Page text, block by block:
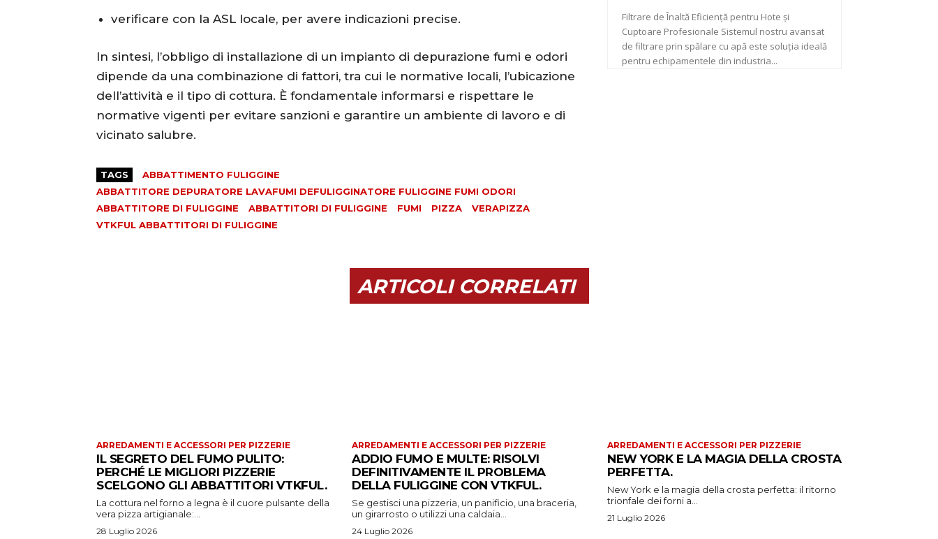
verificare con la ASL locale, per avere indicazioni precise.
In sintesi, l’obbligo di installazione di un impianto di depurazione fumi e odori
dipende da una combinazione di fattori, tra cui le normative locali, l’ubicazione
dell’attività e il tipo di cottura. È fondamentale informarsi e rispettare le
normative vigenti per evitare sanzioni e garantire un ambiente di lavoro e di
vicinato salubre.
TAGS
ABBATTIMENTO FULIGGINE
ABBATTITORE DEPURATORE LAVAFUMI DEFULIGGINATORE FULIGGINE FUMI ODORI
ABBATTITORE DI FULIGGINE
ABBATTITORI DI FULIGGINE FUMI PIZZA
VERAPIZZA
VTKFUL ABBATTITORI DI FULIGGINE
Filtrare de Înaltă Eficiență pentru Hote și
Cuptoare Profesionale Sistemul nostru avansat
de filtrare prin spălare cu apă este soluția ideală
pentru echipamentele din industria...
ARTICOLI CORRELATI
ARREDAMENTI E ACCESSORI PER PIZZERIE
IL SEGRETO DEL FUMO PULITO:
PERCHÉ LE MIGLIORI PIZZERIE
SCELGONO GLI ABBATTITORI VTKFUL.
La cottura nel forno a legna è il cuore pulsante della
vera pizza artigianale:...
28 Luglio 2026
ARREDAMENTI E ACCESSORI PER PIZZERIE
ADDIO FUMO E MULTE: RISOLVI
DEFINITIVAMENTE IL PROBLEMA
DELLA FULIGGINE CON VTKFUL.
Se gestisci una pizzeria, un panificio, una braceria,
un girarrosto o utilizzi una caldaia...
24 Luglio 2026
ARREDAMENTI E ACCESSORI PER PIZZERIE
NEW YORK E LA MAGIA DELLA CROSTA
PERFETTA.
New York e la magia della crosta perfetta: il ritorno
trionfale dei forni a...
21 Luglio 2026